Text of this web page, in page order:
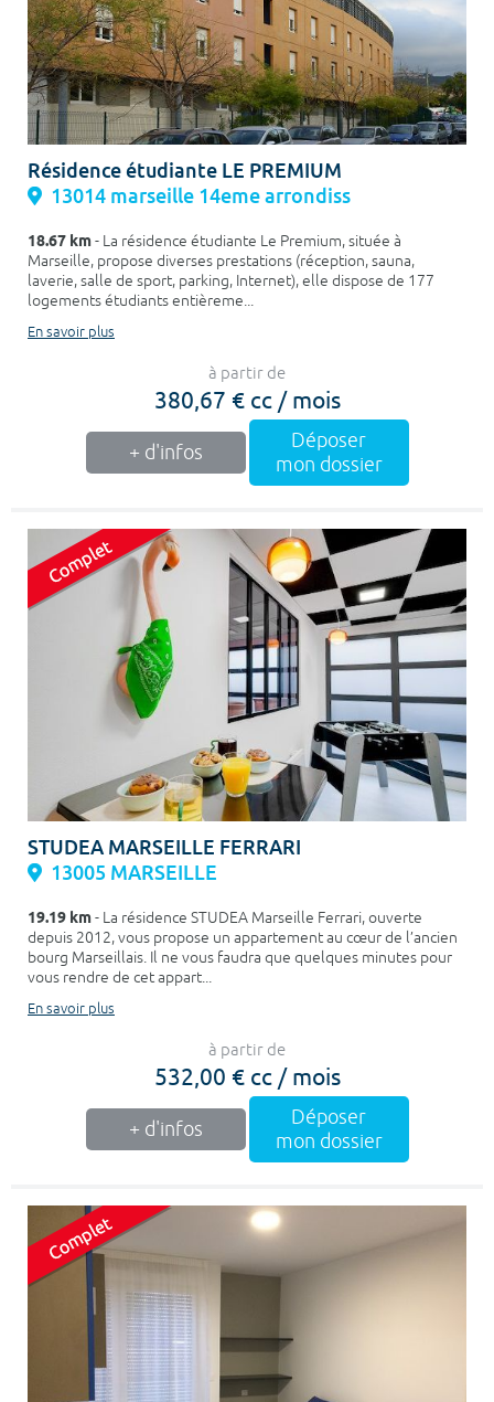
Résidence étudiante LE PREMIUM
13014 marseille 14eme arrondiss
18.67 km- La résidence étudiante Le Premium, située à
Marseille, propose diverses prestations (réception, sauna,
laverie, salle de sport, parking, Internet), elle dispose de 177
logements étudiants entièreme...
En savoir plus
à partir de
380,67 € cc / mois
+ d'infos
Déposer
mon dossier
STUDEA MARSEILLE FERRARI
13005 MARSEILLE
19.19 km- La résidence STUDEA Marseille Ferrari, ouverte
depuis 2012, vous propose un appartement au cœur de l’ancien
bourg Marseillais. Il ne vous faudra que quelques minutes pour
vous rendre de cet appart...
En savoir plus
à partir de
532,00 € cc / mois
+ d'infos
Déposer
mon dossier